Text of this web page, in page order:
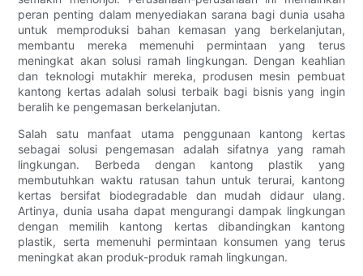
peran penting dalam menyediakan sarana bagi dunia usaha
untuk memproduksi bahan kemasan yang berkelanjutan,
membantu mereka memenuhi permintaan yang terus
meningkat akan solusi ramah lingkungan. Dengan keahlian
dan teknologi mutakhir mereka, produsen mesin pembuat
kantong kertas adalah solusi terbaik bagi bisnis yang ingin
beralih ke pengemasan berkelanjutan.
Salah satu manfaat utama penggunaan kantong kertas
sebagai solusi pengemasan adalah sifatnya yang ramah
lingkungan. Berbeda dengan kantong plastik yang
membutuhkan waktu ratusan tahun untuk terurai, kantong
kertas bersifat biodegradable dan mudah didaur ulang.
Artinya, dunia usaha dapat mengurangi dampak lingkungan
dengan memilih kantong kertas dibandingkan kantong
plastik, serta memenuhi permintaan konsumen yang terus
meningkat akan produk-produk ramah lingkungan.